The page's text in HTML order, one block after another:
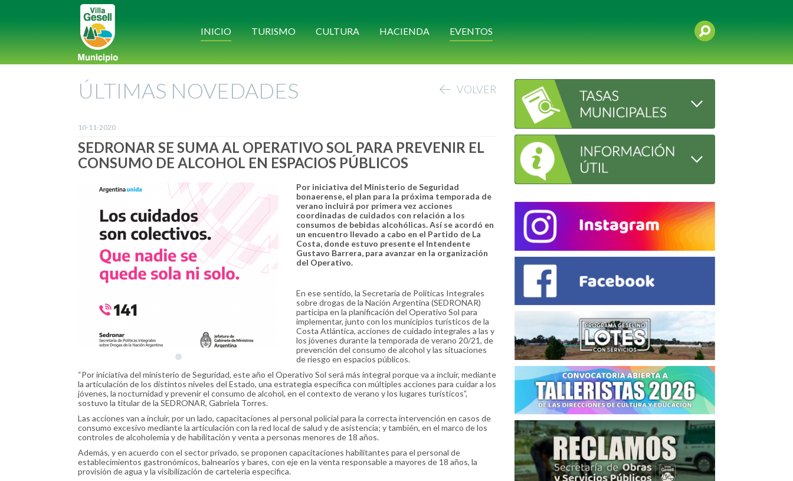
INICIO TURISMO CULTURA HACIENDA EVENTOS
ÚLTIMAS NOVEDADES VOLVER
10-11-2020
SEDRONAR SE SUMA AL OPERATIVO SOL PARA PREVENIR EL
CONSUMO DE ALCOHOL EN ESPACIOS PÚBLICOS
Por iniciativa del Ministerio de Seguridad
bonaerense, el plan para la próxima temporada de
verano incluirá por primera vez acciones
coordinadas de cuidados con relación a los
consumos de bebidas alcohólicas. Así se acordó en
un encuentro llevado a cabo en el Partido de La
Costa, donde estuvo presente el Intendente
Gustavo Barrera, para avanzar en la organización
del Operativo.
En ese sentido, la Secretaría de Políticas Integrales
sobre drogas de la Nación Argentina (SEDRONAR)
participa en la planificación del Operativo Sol para
implementar, junto con los municipios turísticos de la
Costa Atlántica, acciones de cuidado integrales a las y
los jóvenes durante la temporada de verano 20/21, de
prevención del consumo de alcohol y las situaciones
de riesgo en espacios públicos.
“Por iniciativa del ministerio de Seguridad, este año el Operativo Sol será más integral porque va a incluir, mediante
la articulación de los distintos niveles del Estado, una estrategia específica con múltiples acciones para cuidar a los
jóvenes, la nocturnidad y prevenir el consumo de alcohol, en el contexto de verano y los lugares turísticos”,
sostuvo la titular de la SEDRONAR, Gabriela Torres.
Las acciones van a incluir, por un lado, capacitaciones al personal policial para la correcta intervención en casos de
consumo excesivo mediante la articulación con la red local de salud y de asistencia; y también, en el marco de los
controles de alcoholemia y de habilitación y venta a personas menores de 18 años.
Además, y en acuerdo con el sector privado, se proponen capacitaciones habilitantes para el personal de
establecimientos gastronómicos, balnearios y bares, con eje en la venta responsable a mayores de 18 años, la
provisión de agua y la visibilización de cartelería específica.